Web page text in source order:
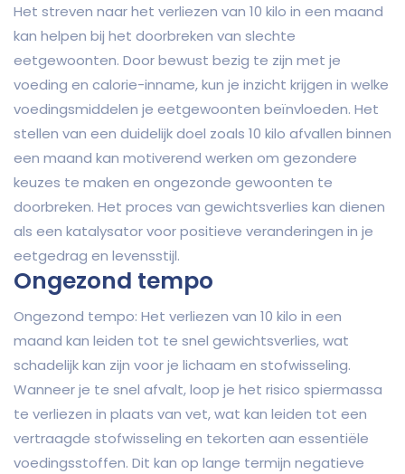
Het streven naar het verliezen van 10 kilo in een maand
kan helpen bij het doorbreken van slechte
eetgewoonten. Door bewust bezig te zijn met je
voeding en calorie-inname, kun je inzicht krijgen in welke
voedingsmiddelen je eetgewoonten beïnvloeden. Het
stellen van een duidelijk doel zoals 10 kilo afvallen binnen
een maand kan motiverend werken om gezondere
keuzes te maken en ongezonde gewoonten te
doorbreken. Het proces van gewichtsverlies kan dienen
als een katalysator voor positieve veranderingen in je
eetgedrag en levensstijl.
Ongezond tempo
Ongezond tempo: Het verliezen van 10 kilo in een
maand kan leiden tot te snel gewichtsverlies, wat
schadelijk kan zijn voor je lichaam en stofwisseling.
Wanneer je te snel afvalt, loop je het risico spiermassa
te verliezen in plaats van vet, wat kan leiden tot een
vertraagde stofwisseling en tekorten aan essentiële
voedingsstoffen. Dit kan op lange termijn negatieve